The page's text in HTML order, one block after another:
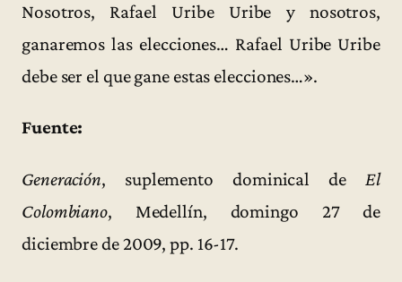
Nosotros, Rafael Uribe Uribe y nosotros,
ganaremos las elecciones… Rafael Uribe Uribe
debe ser el que gane estas elecciones…».
Fuente:
Generación, suplemento dominical de El
Colombiano, Medellín, domingo 27 de
diciembre de 2009, pp. 16-17.